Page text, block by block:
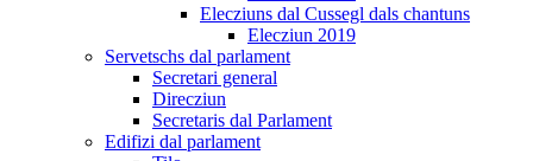
Elecziuns dal Cussegl dals chantuns
Elecziun 2019
Servetschs dal parlament
Secretari general
Direcziun
Secretaris dal Parlament
Edifizi dal parlament